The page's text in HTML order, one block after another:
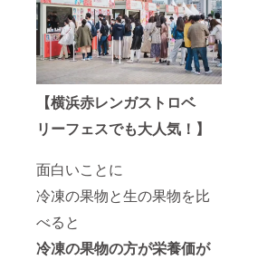
【横浜赤レンガストロベ
リーフェスでも大人気！】
面白いことに
冷凍の果物と生の果物を比
べると
冷凍の果物の方が栄養価が